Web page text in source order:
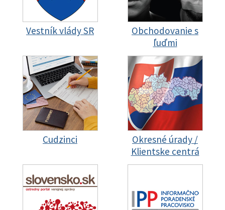
Vestník vlády SR
Obchodovanie s
ľuďmi
Cudzinci
Okresné úrady /
Klientske centrá